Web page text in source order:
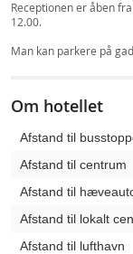
Receptionen er åben
12.00.
Man kan parkere på
Om hotellet
Afstand til
Afstand til centrum
Afstand til
Afstand til lokalt
Afstand til lufthavn